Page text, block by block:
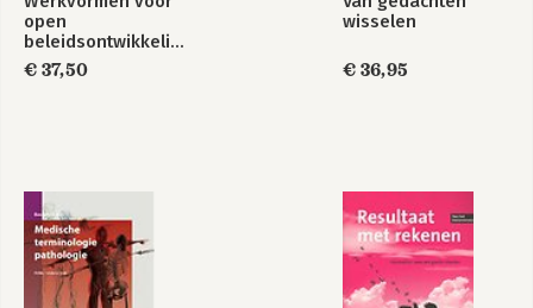
Denkfundamenten
ontsluierd!
waarden en
Bekijk alle boeken
Over de auteurs 251
open
beleidsontwikkeling
€ 37,50
wisselen
€ 36,95